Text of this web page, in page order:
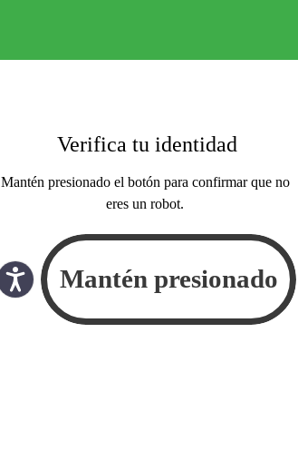
Verifica tu identidad
Mantén presionado el botón para confirmar que no
eres un robot.